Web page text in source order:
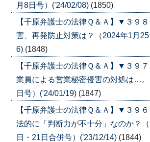
月8日号）('24/02/08) (1850)
【千原弁護士の法律Ｑ＆Ａ】▼３
害、再発防止対策は？（2024年1月
6) (1848)
【千原弁護士の法律Ｑ＆Ａ】▼３
業員による営業秘密侵害の対処は…
日号）('24/01/19) (1847)
【千原弁護士の法律Ｑ＆Ａ】▼３９
法的に「判断力が不十分」なのか？
日・21日合併号）('23/12/14) (1844)